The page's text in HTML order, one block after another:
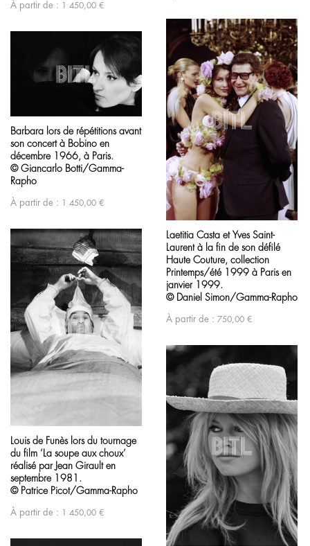
À partir de : 1 450,00 €
Laetitia Casta et Yves Saint-
Laurent à la fin de son défilé
Haute Couture, collection
Printemps/été 1999 à Paris en
janvier 1999.
© Daniel Simon/Gamma-Rapho
À partir de : 750,00 €
Barbara lors de répétitions avant
son concert à Bobino en
décembre 1966, à Paris.
© Giancarlo Botti/Gamma-
Rapho
À partir de : 1 450,00 €
Louis de Funès lors du tournage
du film ‘La soupe aux choux’
réalisé par Jean Girault en
septembre 1981.
© Patrice Picot/Gamma-Rapho
À partir de : 1 450,00 €